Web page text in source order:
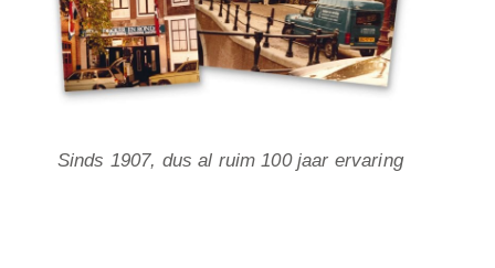
Sinds 1907, dus al ruim 100 jaar ervaring